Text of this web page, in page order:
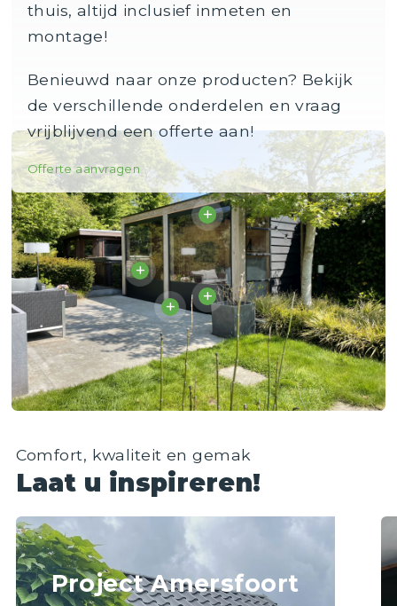
thuis, altijd inclusief inmeten en
montage!
Benieuwd naar onze producten? Bekijk
de verschillende onderdelen en vraag
vrijblijvend een offerte aan!
Offerte aanvragen
Comfort, kwaliteit en gemak
Laat u inspireren!
Project Amersfoort